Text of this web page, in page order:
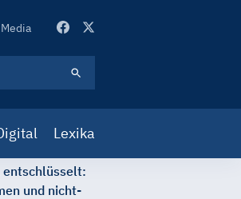
Media
Lexika
entschlüsselt:
und nicht-